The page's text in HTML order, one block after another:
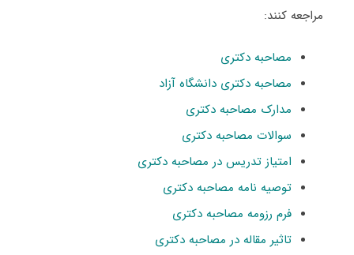
مراجعه کنند:
مصاحبه دکتری
مصاحبه دکتری دانشگاه آزاد
مدارک مصاحبه دکتری
سوالات مصاحبه دکتری
امتیاز تدریس در مصاحبه دکتری
توصیه نامه مصاحبه دکتری
فرم رزومه مصاحبه دکتری
تاثیر مقاله در مصاحبه دکتری